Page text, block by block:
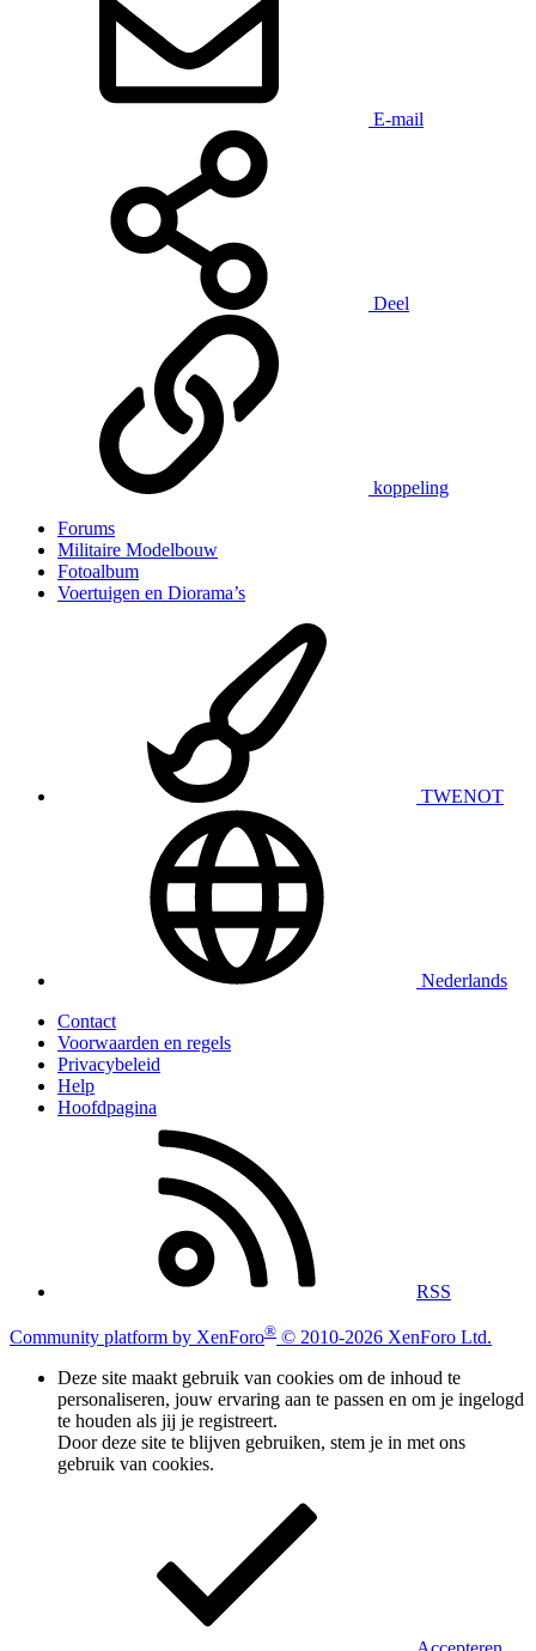
E-mail
Deel
koppeling
Forums
Militaire Modelbouw
Fotoalbum
Voertuigen en Diorama’s
TWENOT
Nederlands
Contact
Voorwaarden en regels
Privacybeleid
Help
Hoofdpagina
RSS
Community platform by XenForo® © 2010-2026 XenForo Ltd.
Deze site maakt gebruik van cookies om de inhoud te
personaliseren, jouw ervaring aan te passen en om je ingelogd
te houden als jij je registreert.
Door deze site te blijven gebruiken, stem je in met ons
gebruik van cookies.